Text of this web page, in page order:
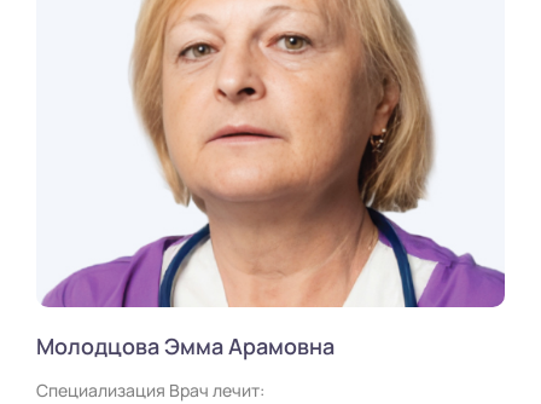
Молодцова Эмма Арамовна
Специализация Врач лечит: